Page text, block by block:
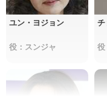
ユン・ヨジョン
役：スンジャ
チ
役